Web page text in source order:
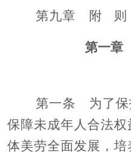
第九章 附 则
第一
第一条 为了保
保障未成年人合法
体美劳全面发展，